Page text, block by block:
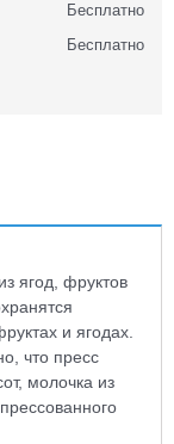
Бесплатно
Бесплатно
ягод, фруктов
и ягодах.
что пресс
молочка из